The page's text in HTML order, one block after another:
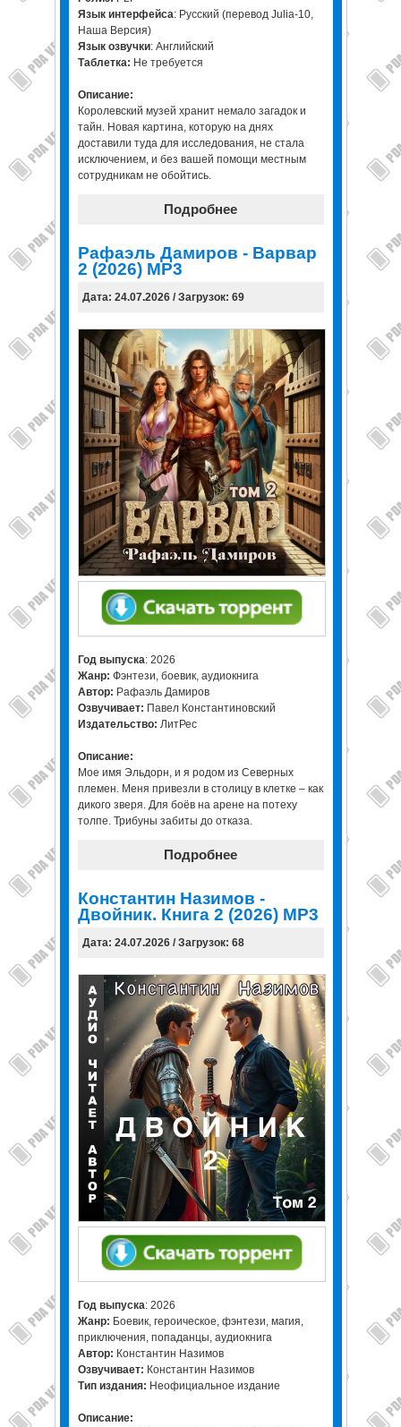
Язык интерфейса: Русский (перевод Julia-10,
Наша Версия)
Язык озвучки: Английский
Таблетка: Не требуется
Описание:
Королевский музей хранит немало загадок и
тайн. Новая картина, которую на днях
доставили туда для исследования, не стала
исключением, и без вашей помощи местным
сотрудникам не обойтись.
Подробнее
Рафаэль Дамиров - Варвар
2 (2026) МР3
Дата: 24.07.2026 / Загрузок: 69
Год выпуска: 2026
Жанр: Фэнтези, боевик, аудиокнига
Автор: Рафаэль Дамиров
Озвучивает: Павел Константиновский
Издательство: ЛитРес
Описание:
Мое имя Эльдорн, и я родом из Северных
племен. Меня привезли в столицу в клетке – как
дикого зверя. Для боёв на арене на потеху
толпе. Трибуны забиты до отказа.
Подробнее
Константин Назимов -
Двойник. Книга 2 (2026) МР3
Дата: 24.07.2026 / Загрузок: 68
Год выпуска: 2026
Жанр: Боевик, героическое, фэнтези, магия,
приключения, попаданцы, аудиокнига
Автор: Константин Назимов
Озвучивает: Константин Назимов
Тип издания: Неофициальное издание
Описание: